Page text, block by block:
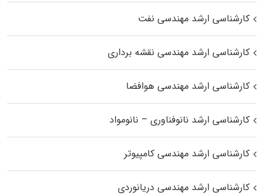
کارشناسی ارشد مهندسی نفت
کارشناسی ارشد مهندسی نقشه برداری
کارشناسی ارشد مهندسی هوافضا
کارشناسی ارشد نانوفناوری – نانومواد
کارشناسی ارشد مهندسی کامپیوتر
کارشناسی ارشد مهندسی دریانوردی